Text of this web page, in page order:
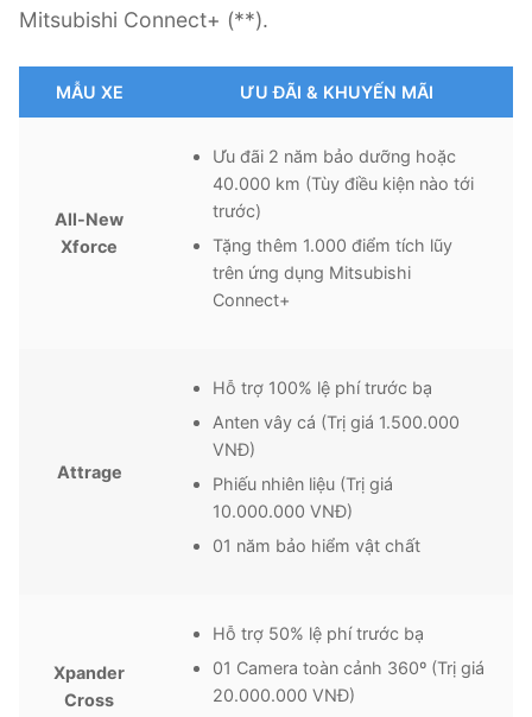
Mitsubishi Connect+ (**).
MẪU XE ƯU ĐÃI & KHUYẾN MÃI
All-New
Xforce
Ưu đãi 2 năm bảo dưỡng hoặc
40.000 km (Tùy điều kiện nào tới
trước)
Tặng thêm 1.000 điểm tích lũy
trên ứng dụng Mitsubishi
Connect+
Attrage
Hỗ trợ 100% lệ phí trước bạ
Anten vây cá (Trị giá 1.500.000
VNĐ)
Phiếu nhiên liệu (Trị giá
10.000.000 VNĐ)
01 năm bảo hiểm vật chất
Xpander
Cross
Hỗ trợ 50% lệ phí trước bạ
01 Camera toàn cảnh 360º (Trị giá
20.000.000 VNĐ)